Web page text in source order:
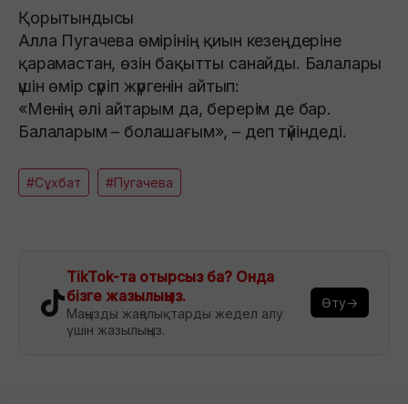
Қорытындысы
Алла Пугачева өмірінің қиын кезеңдеріне
қарамастан, өзін бақытты санайды. Балалары
үшін өмір сүріп жүргенін айтып:
«Менің әлі айтарым да, берерім де бар.
Балаларым – болашағым», – деп түйіндеді.
#Сұхбат #Пугачева
TikTok-та отырсыз ба? Онда
бізге жазылыңыз.
Маңызды жаңалықтарды жедел алу
үшін жазылыңыз.
Өту→